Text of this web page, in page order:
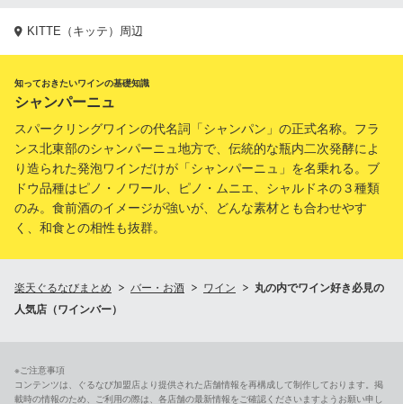
KITTE（キッテ）周辺
知っておきたいワインの基礎知識
シャンパーニュ
スパークリングワインの代名詞「シャンパン」の正式名称。フラ
ンス北東部のシャンパーニュ地方で、伝統的な瓶内二次発酵によ
り造られた発泡ワインだけが「シャンパーニュ」を名乗れる。ブ
ドウ品種はピノ・ノワール、ピノ・ムニエ、シャルドネの３種類
のみ。食前酒のイメージが強いが、どんな素材とも合わせやす
く、和食との相性も抜群。
楽天ぐるなびまとめ バー・お酒 ワイン
丸の内でワイン好き必見の
人気店（ワインバー）
※ご注意事項
コンテンツは、ぐるなび加盟店より提供された店舗情報を再構成して制作しております。掲
載時の情報のため、ご利用の際は、各店舗の最新情報をご確認くださいますようお願い申し